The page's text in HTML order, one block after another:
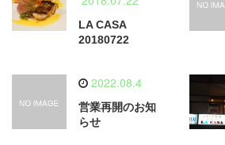
LA CASA
20180722
2022.08.4
営業再開のお知
らせ